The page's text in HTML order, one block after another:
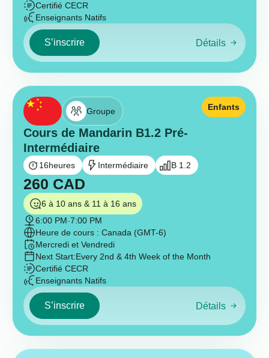
Certifié CECR
Enseignants Natifs
S’inscrire Détails
Groupe
Cours de Mandarin B1.2 Pré-
Intermédiaire
Enfants
16heures Intermédiaire B 1.2
260 CAD
6 à 10 ans & 11 à 16 ans
6:00 PM-7:00 PM
Heure de cours : Canada (GMT-6)
Mercredi et Vendredi
Next Start:Every 2nd & 4th Week of the Month
Certifié CECR
Enseignants Natifs
S’inscrire Détails